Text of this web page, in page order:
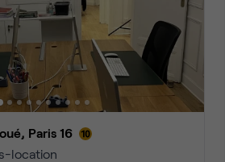
Paris 16
location